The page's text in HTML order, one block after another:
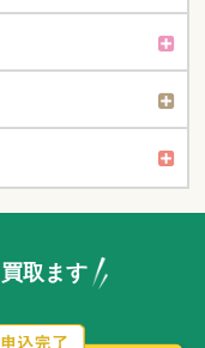
取ます